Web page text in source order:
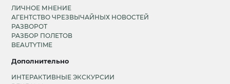
ЛИЧНОЕ МНЕНИЕ
АГЕНТСТВО ЧРЕЗВЫЧАЙНЫХ НОВОСТЕЙ
РАЗВОРОТ
РАЗБОР ПОЛЕТОВ
BEAUTYTIME
Дополнительно
ИНТЕРАКТИВНЫЕ ЭКСКУРСИИ